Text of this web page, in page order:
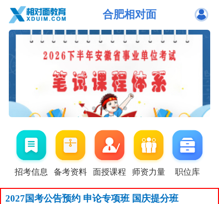
合肥相对面
招考信息 备考资料 面授课程 师资力量 职位库
2027国考公告预约 申论专项班 国庆提分班